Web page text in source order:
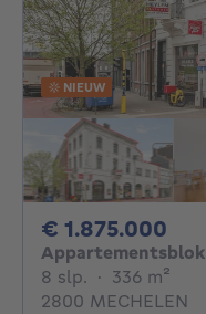
NIEUW
€ 1.875.000
Appartementsblok
8 slp. 8 slaapkamers
· 336 m²
2800 MECHELEN